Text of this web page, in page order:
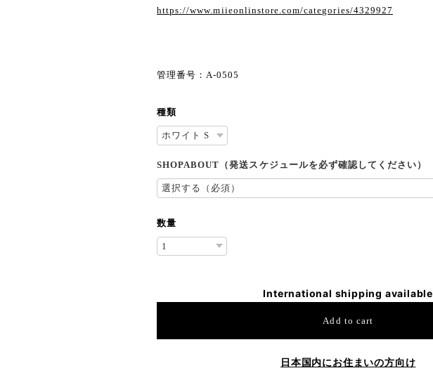
https://www.miieonlinstore.com/categories/4329927
管理番号：A-0505
種類
SHOPABOUT（発送スケジュールを必ず確認してください）
数量
International shipping available
Add to cart
日本国内にお住まいの方向け